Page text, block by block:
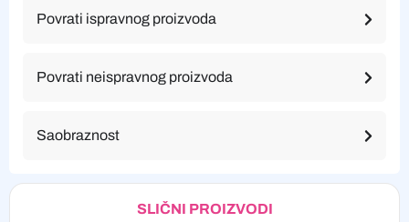
Povrati ispravnog proizvoda
Povrati neispravnog proizvoda
Saobraznost
SLIČNI PROIZVODI